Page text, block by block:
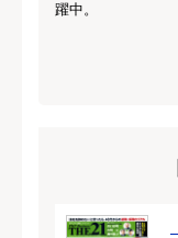
躍中。